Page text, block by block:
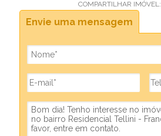
COMPARTILHAR IMÓVEL:
Envie uma mensagem